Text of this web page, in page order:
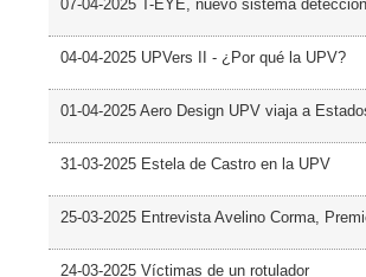
07-04-2025 T-EYE, nuevo sistema
04-04-2025 UPVers II - ¿Por qué la UPV?
01-04-2025 Aero Design UPV viaja a
31-03-2025 Estela de Castro en la UPV
25-03-2025 Entrevista Avelino Corma,
24-03-2025 Víctimas de un rotulador